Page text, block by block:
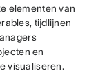
elementen van
tijdlijnen
en
visualiseren.